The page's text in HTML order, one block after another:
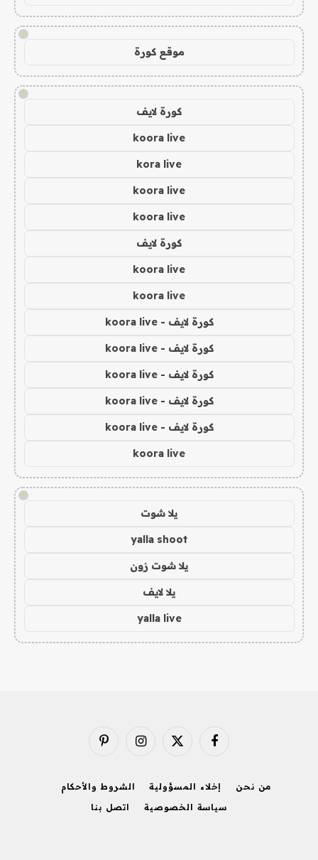
!
موقع كورة
!
كورة لايف
koora live
kora live
koora live
koora live
كورة لايف
koora live
koora live
كورة لايف - koora live
كورة لايف - koora live
كورة لايف - koora live
كورة لايف - koora live
كورة لايف - koora live
koora live
!
يلا شوت
yalla shoot
يلا شوت زون
يلا لايف
yalla live
فيسبوك X
الانستغرامبينتيريست
من نحن إخلاء المسؤولية
الشروط والأحكام
سياسة الخصوصية
اتصل بنا